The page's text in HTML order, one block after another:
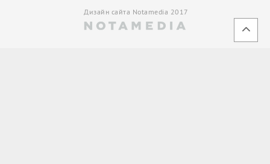
Дизайн сайта Notamedia 2017